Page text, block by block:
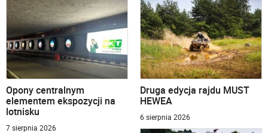
Opony centralnym
elementem ekspozycji na
lotnisku
7 sierpnia 2026
Druga edycja rajdu MUST
HEWEA
6 sierpnia 2026